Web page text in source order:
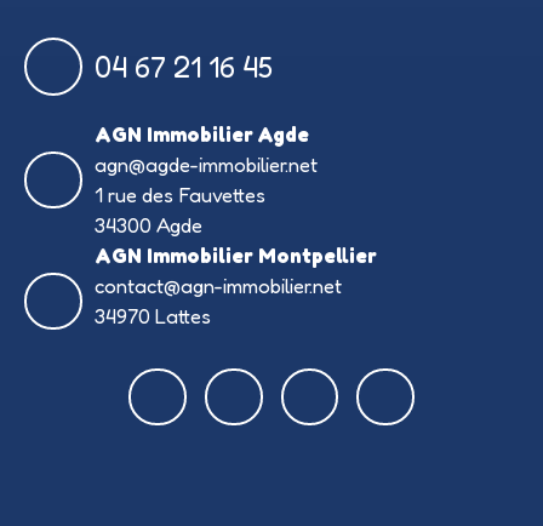
04 67 21 16 45
AGN Immobilier Agde
agn@agde-immobilier.net
1 rue des Fauvettes
34300 Agde
AGN Immobilier Montpellier
contact@agn-immobilier.net
34970 Lattes